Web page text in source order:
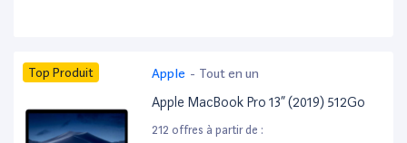
Top Produit Apple - Tout en un
Apple MacBook Pro 13” (2019) 512Go
212 offres à partir de :